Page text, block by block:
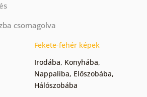
csomagolva
Fekete-fehér képek
Irodába, Konyhába,
Nappaliba, Előszobába,
Hálószobába